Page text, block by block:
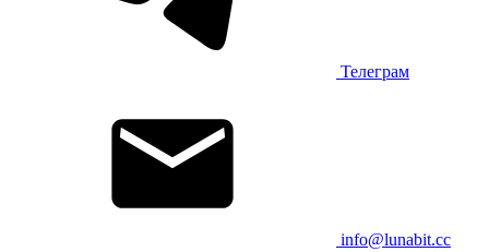
Телеграм
info@lunabit.cc